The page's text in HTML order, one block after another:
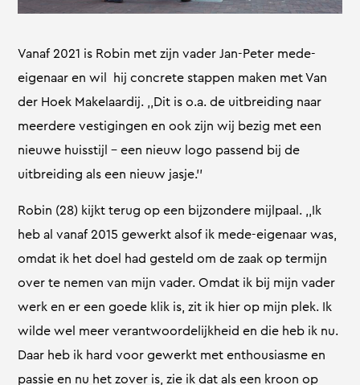
Vanaf 2021 is Robin met zijn vader Jan-Peter mede-
eigenaar en wil hij concrete stappen maken met Van
der Hoek Makelaardij. ,,Dit is o.a. de uitbreiding naar
meerdere vestigingen en ook zijn wij bezig met een
nieuwe huisstijl – een nieuw logo passend bij de
uitbreiding als een nieuw jasje.’’
Robin (28) kijkt terug op een bijzondere mijlpaal. ,,Ik
heb al vanaf 2015 gewerkt alsof ik mede-eigenaar was,
omdat ik het doel had gesteld om de zaak op termijn
over te nemen van mijn vader. Omdat ik bij mijn vader
werk en er een goede klik is, zit ik hier op mijn plek. Ik
wilde wel meer verantwoordelijkheid en die heb ik nu.
Daar heb ik hard voor gewerkt met enthousiasme en
passie en nu het zover is, zie ik dat als een kroon op